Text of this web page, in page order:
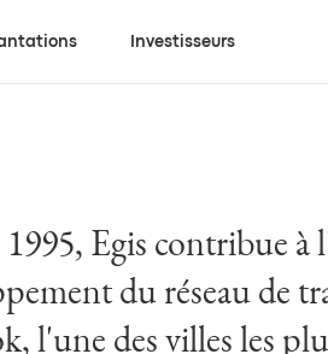
Investisseurs
Egis contribue
du réseau de
l'une des villes les